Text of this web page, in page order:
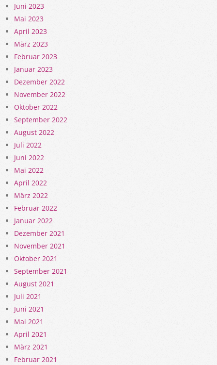
Juni 2023
Mai 2023
April 2023
März 2023
Februar 2023
Januar 2023
Dezember 2022
November 2022
Oktober 2022
September 2022
August 2022
Juli 2022
Juni 2022
Mai 2022
April 2022
März 2022
Februar 2022
Januar 2022
Dezember 2021
November 2021
Oktober 2021
September 2021
August 2021
Juli 2021
Juni 2021
Mai 2021
April 2021
März 2021
Februar 2021